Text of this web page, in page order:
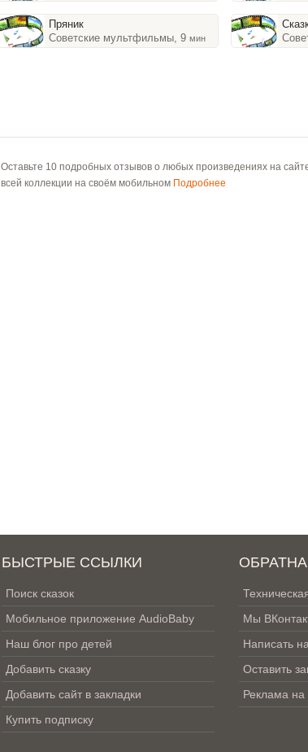
Пряник
Советские мультфильмы, 9 мин
Оставьте 10 подробных отзывов о любых произведениях на
всей коллекции на своём мобильном Подробнее
БЫСТРЫЕ ССЫЛКИ
Поиск сказок
Мобильное приложение AudioBaby
Наш блог про детей
Добавить сказку
Добавить сайт в закладки
Купить подписку
Мы
Написать
Оставить
Реклама на